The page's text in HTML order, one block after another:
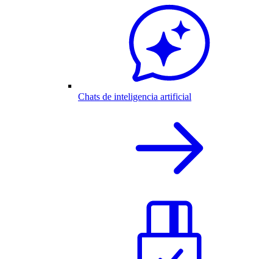
Chats de inteligencia artificial